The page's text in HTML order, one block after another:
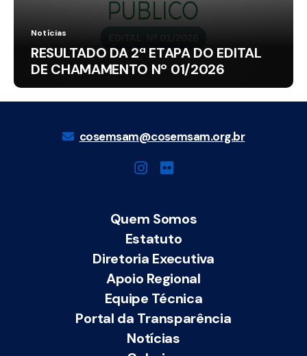
Notícias
RESULTADO DA 2ª ETAPA DO EDITAL
DE CHAMAMENTO Nº 01/2026
cosemsam@cosemsam.org.br
Quem Somos
Estatuto
Diretoria Executiva
Apoio Regional
Equipe Técnica
Portal da Transparência
Notícias